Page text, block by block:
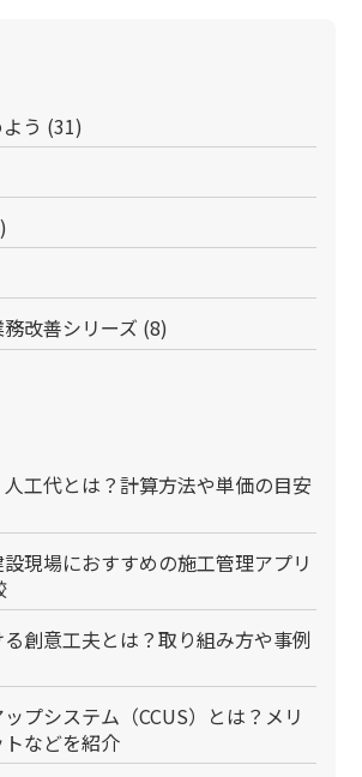
う (31)
改善シリーズ (8)
工代とは？計算方法や単価の目安
現場におすすめの施工管理アプリ
創意工夫とは？取り組み方や事例
プシステム（CCUS）とは？メリ
などを紹介